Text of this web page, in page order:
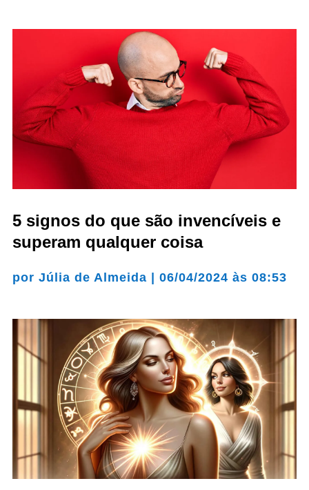
5 signos do que são invencíveis e
superam qualquer coisa
por Júlia de Almeida 06/04/2024 às 08:53